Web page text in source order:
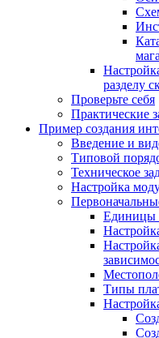
разделу
Проверьте себя
Практические
Пример создания
Введение и
Типовой
Техническое
Настройка
Единицы
Типы